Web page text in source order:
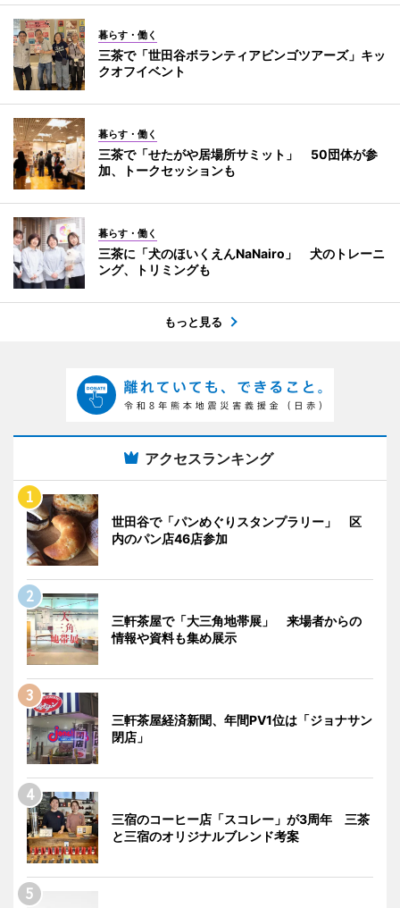
暮らす・働く
三茶で「世田谷ボランティアビンゴツアーズ」キッ
クオフイベント
暮らす・働く
三茶で「せたがや居場所サミット」 50団体が参
加、トークセッションも
暮らす・働く
三茶に「犬のほいくえんNaNairo」 犬のトレーニ
ング、トリミングも
もっと見る
アクセスランキング
世田谷で「パンめぐりスタンプラリー」 区
内のパン店46店参加
三軒茶屋で「大三角地帯展」 来場者からの
情報や資料も集め展示
三軒茶屋経済新聞、年間PV1位は「ジョナサン
閉店」
三宿のコーヒー店「スコレー」が3周年 三茶
と三宿のオリジナルブレンド考案